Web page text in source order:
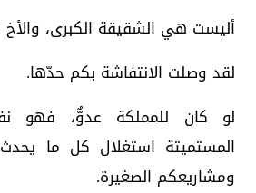
أليست هي الشقيقة الكبرى، والأخ
لقد وصلت الانتفاشة بكم حدّها.
لو كان للمملكة عدوٌّ، فهو
المستميتة استغلال كل ما
ومشاريعكم الصغيرة.